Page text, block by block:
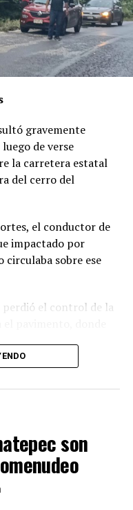
gravemente
de verse
la carretera estatal
del cerro del
el conductor de
impactado por
sobre ese
perdió el control de la
inmediato el apoyo
de que el
redujeron la
Civil de
auxilios al
de urgencia
son